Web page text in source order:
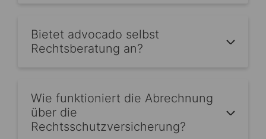
Bietet advocado selbst
Rechtsberatung an?
Wie funktioniert die Abrechnung
über die
Rechtsschutzversicherung?